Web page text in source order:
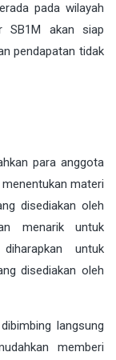
pada wilayah
SB1M akan siap
pendapatan tidak
para anggota
materi
disediakan oleh
menarik untuk
untuk
disediakan oleh
langsung
memberi